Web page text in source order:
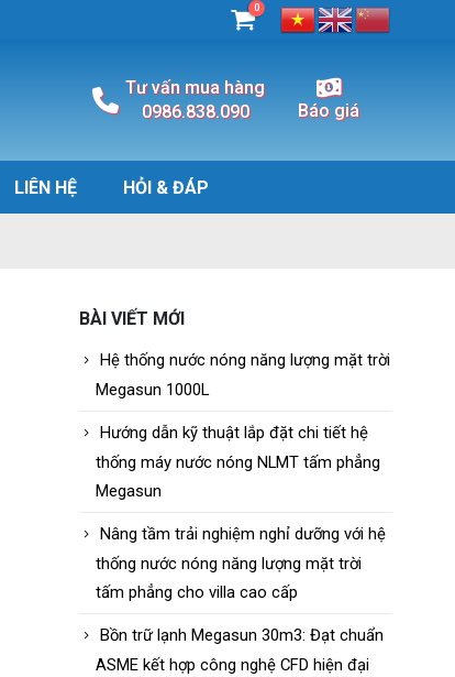
0
Tư vấn mua hàng
0986.838.090
Báo giá
LIÊN HỆ HỎI & ĐÁP
BÀI VIẾT MỚI
Hệ thống nước nóng năng lượng mặt trời
Megasun 1000L
Hướng dẫn kỹ thuật lắp đặt chi tiết hệ
thống máy nước nóng NLMT tấm phẳng
Megasun
Nâng tầm trải nghiệm nghỉ dưỡng với hệ
thống nước nóng năng lượng mặt trời
tấm phẳng cho villa cao cấp
Bồn trữ lạnh Megasun 30m3: Đạt chuẩn
ASME kết hợp công nghệ CFD hiện đại